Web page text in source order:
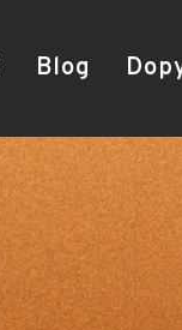
Blog